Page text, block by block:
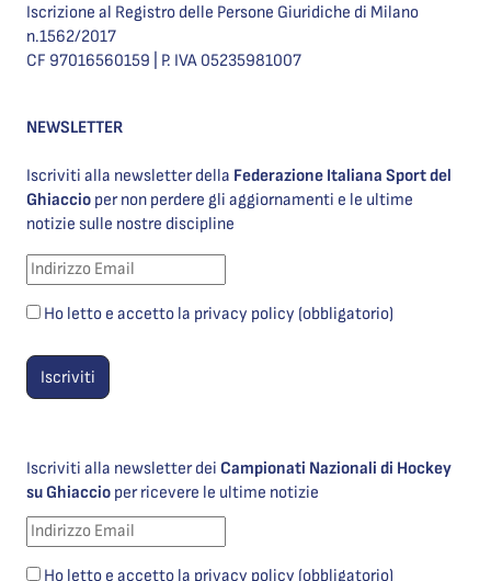
Iscrizione al Registro delle Persone Giuridiche di Milano
n.1562/2017
CF 97016560159 | P. IVA 05235981007
NEWSLETTER
Iscriviti alla newsletter della Federazione Italiana Sport del
Ghiaccio per non perdere gli aggiornamenti e le ultime
notizie sulle nostre discipline
Ho letto e accetto la privacy policy (obbligatorio)
Iscriviti alla newsletter dei Campionati Nazionali di Hockey
su Ghiaccio per ricevere le ultime notizie
Ho letto e accetto la privacy policy (obbligatorio)